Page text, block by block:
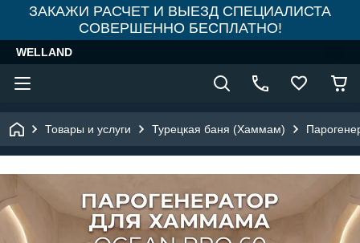
ЗАКАЖИ РАСЧЕТ И ВЫЕЗД СПЕЦИАЛИСТА
СОВЕРШЕННО БЕСПЛАТНО!
WELLAND
Товары и услуги Турецкая баня (Хаммам)